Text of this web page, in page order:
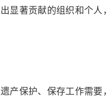
著贡献的组织和个人，
产保护、保存工作需要